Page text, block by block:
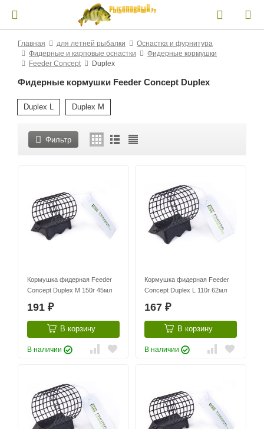
Главная для летней рыбалки
Оснастка и фурнитура
Фидерные и карповые оснастки
Фидерные кормушки
Feeder Concept
Duplex
Фидерные кормушки Feeder Concept Duplex
Duplex L Duplex M
Фильтр
Кормушка фидерная Feeder
Concept Duplex M 150г 45мл
191 ₽
В корзину
В наличии
Кормушка фидерная Feeder
Concept Duplex L 110г 62мл
167 ₽
В корзину
В наличии